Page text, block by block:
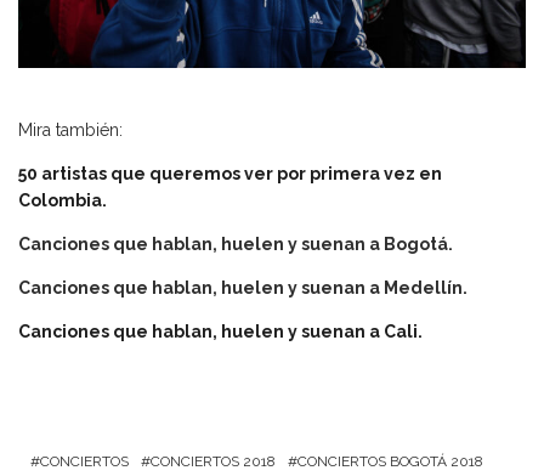
Mira también:
50 artistas que queremos ver por primera vez en
Colombia.
Canciones que hablan, huelen y suenan a Bogotá.
Canciones que hablan, huelen y suenan a Medellín.
Canciones que hablan, huelen y suenan a Cali.
CONCIERTOS CONCIERTOS 2018
CONCIERTOS BOGOTÁ 2018